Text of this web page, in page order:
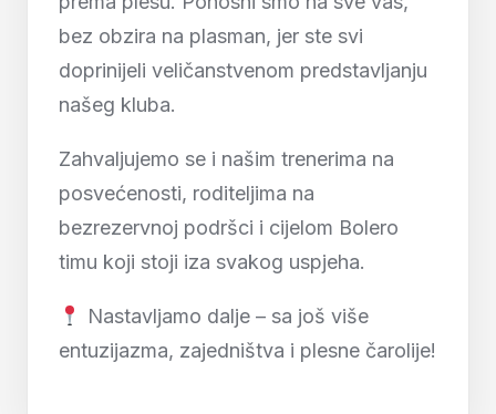
bez obzira na plasman, jer ste svi
doprinijeli veličanstvenom predstavljanju
našeg kluba.
Zahvaljujemo se i našim trenerima na
posvećenosti, roditeljima na
bezrezervnoj podršci i cijelom Bolero
timu koji stoji iza svakog uspjeha.
Nastavljamo dalje – sa još više
entuzijazma, zajedništva i plesne čarolije!